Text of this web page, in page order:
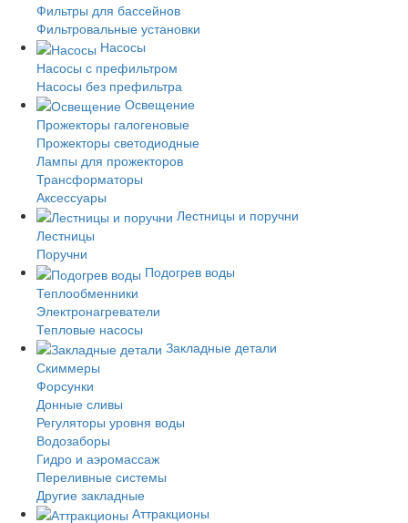
Фильтры для бассейнов
Фильтровальные установки
Насосы
Насосы с префильтром
Насосы без префильтра
Освещение
Прожекторы галогеновые
Прожекторы светодиодные
Лампы для прожекторов
Трансформаторы
Аксессуары
Лестницы и поручни
Лестницы
Поручни
Подогрев воды
Теплообменники
Электронагреватели
Тепловые насосы
Закладные детали
Скиммеры
Форсунки
Донные сливы
Регуляторы уровня воды
Водозаборы
Гидро и аэромассаж
Переливные системы
Другие закладные
Аттракционы